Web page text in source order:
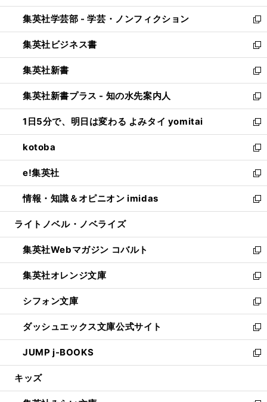
開
く
ウ
で
開
く
ン
ド
ウ
で
開
く
ウ
ィ
ン
ド
ウ
で
開
く
集英社学芸部 - 学芸・ノンフィクション
新
し
い
ウ
ィ
ン
ド
ウ
で
開
く
集英社ビジネス書
新
し
い
ウ
ィ
ン
ド
ウ
で
開
く
集英社新書
新
し
い
ウ
ィ
ン
ド
ウ
で
開
く
集英社新書プラス - 知の水先案内人
新
し
い
ウ
ィ
ン
ド
ウ
で
開
1日5分で、明日は変わる よみタイ yomitai
新
し
い
ウ
ィ
ン
ド
ウ
開
く
kotoba
新
し
い
ウ
ィ
ン
ウ
で
開
く
e!集英社
新
し
い
ウ
ン
ド
ウ
で
開
く
情報・知識＆オピニオン imidas
新
し
ウ
ィ
ン
ド
ウ
で
開
く
ライトノベル・ノベライズ
集英社Webマガジン コバルト
新
し
い
ウ
ィ
ン
ド
ウ
で
開
集英社オレンジ文庫
新
し
い
ウ
ィ
ン
ド
ウ
開
シフォン文庫
新
し
い
ウ
ィ
ン
ウ
ダッシュエックス文庫公式サイト
新
し
い
ウ
ン
JUMP j-BOOKS
新
し
ウ
キッズ